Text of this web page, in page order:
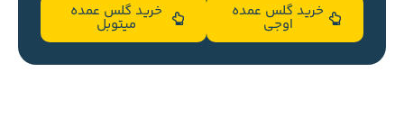
خرید گلس عمده
اوجی
خرید گلس عمده
میتوبل